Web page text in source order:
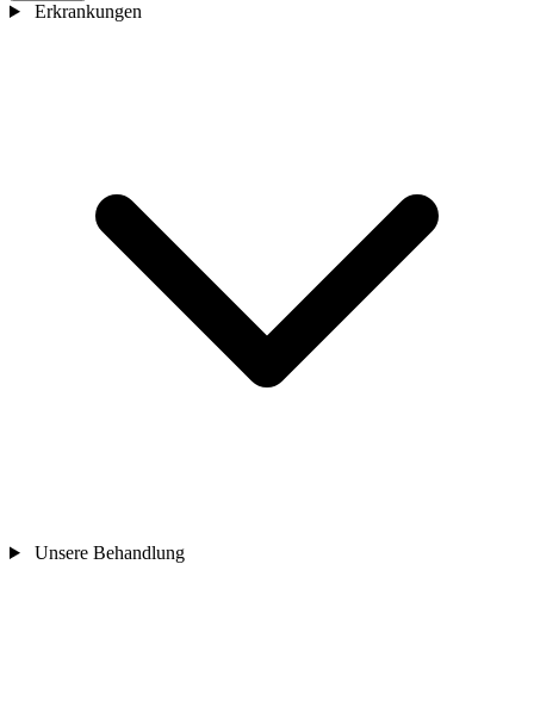
Erkrankungen
Unsere Behandlung